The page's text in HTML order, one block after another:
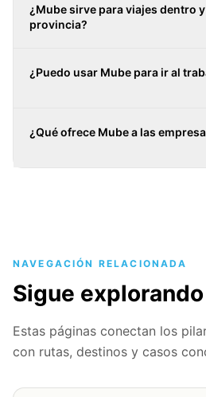
Contacto
¿Mube sirve para viajes dentro
provincia?
¿Puedo usar Mube para ir al
¿Qué ofrece Mube a las
NAVEGACIÓN RELACIONADA
Sigue
Estas páginas conectan los
con rutas, destinos y casos